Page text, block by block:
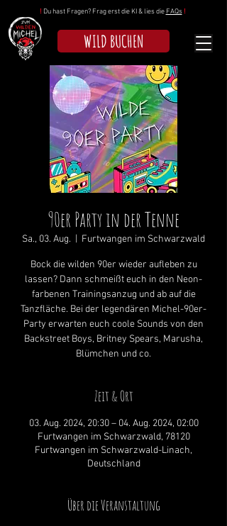
! Du hast Fragen? Frag erst die KI & lies die FAQs !
WILD BUCHEN
90er Party in der Tenne
Sa., 03. Aug. Furtwangen im Schwarzwald
Bock die wilden 90er wieder aufleben zu
lassen? Dann schmeißt euch in den Neon-
farbenen Trainingsanzug und ab auf die
Tanzfläche. Bei der legendären Michel-90er-
Party erwarten euch coole Sounds von den
Backstreet Boys, Britney Spears, Marusha,
Blümchen und co.
Zeit & Ort
03. Aug. 2024, 20:30 – 04. Aug. 2024, 02:00
Furtwangen im Schwarzwald, 78120
Furtwangen im Schwarzwald-Linach,
Deutschland
Über die Veranstaltung